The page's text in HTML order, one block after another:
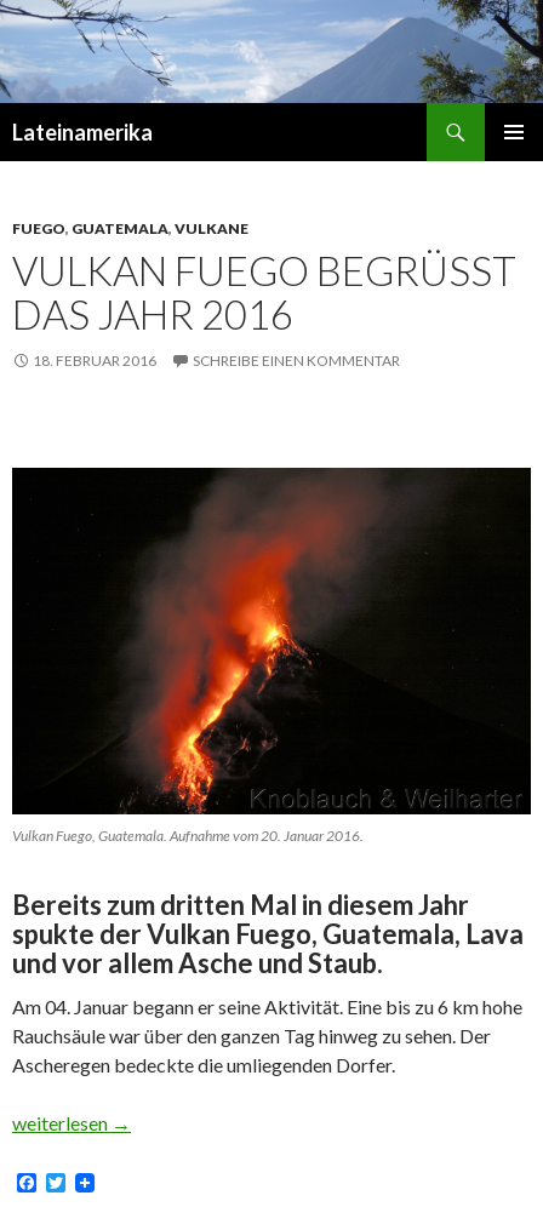
Lateinamerika
FUEGO, GUATEMALA, VULKANE
VULKAN FUEGO BEGRÜSST D
AS JAHR 2016
18. FEBRUAR 2016 SCHREIBE EINEN KOMMENTAR
Vulkan Fuego, Guatemala. Aufnahme vom 20. Januar 2016.
Bereits zum dritten Mal in diesem Jahr
spukte der Vulkan Fuego, Guatemala, Lava
und vor allem Asche und Staub.
Am 04. Januar begann er seine Aktivität. Eine bis zu 6 km hohe
Rauchsäule war über den ganzen Tag hinweg zu sehen. Der
Ascheregen bedeckte die umliegenden Dorfer.
Vulkan Fuego begrüßt das Jahr 2016
weiterlesen →
F
T